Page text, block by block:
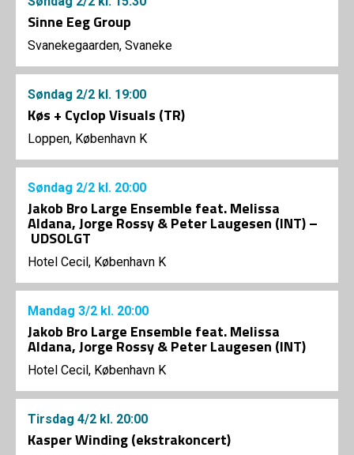
Sinne Eeg Group
Svanekegaarden, Svaneke
Søndag 2/2 kl. 19:00
Køs + Cyclop Visuals (TR)
Loppen, København K
Søndag 2/2 kl. 20:00
Jakob Bro Large Ensemble feat. Melissa
Aldana, Jorge Rossy & Peter Laugesen (INT) –
UDSOLGT
Hotel Cecil, København K
Mandag 3/2 kl. 20:00
Jakob Bro Large Ensemble feat. Melissa
Aldana, Jorge Rossy & Peter Laugesen (INT)
Hotel Cecil, København K
Tirsdag 4/2 kl. 20:00
Kasper Winding (ekstrakoncert)